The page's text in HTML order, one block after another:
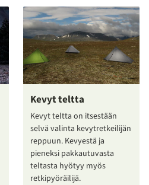
Kevyt teltta
Kevyt teltta on itsestään
selvä valinta kevytretkeilijän
reppuun. Kevyestä ja
pieneksi pakkautuvasta
teltasta hyötyy myös
retkipyöräilijä.